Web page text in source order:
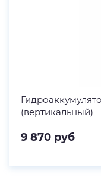
(вертикальный)
9 870 руб